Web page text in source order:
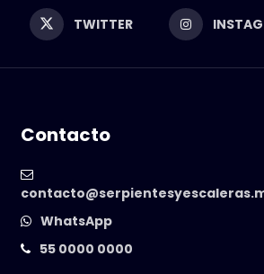
TWITTER
Contacto
WhatsApp
55 0000 0000